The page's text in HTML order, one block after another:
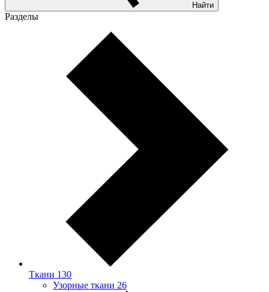
Найти
Разделы
Ткани 130
Узорные ткани 26